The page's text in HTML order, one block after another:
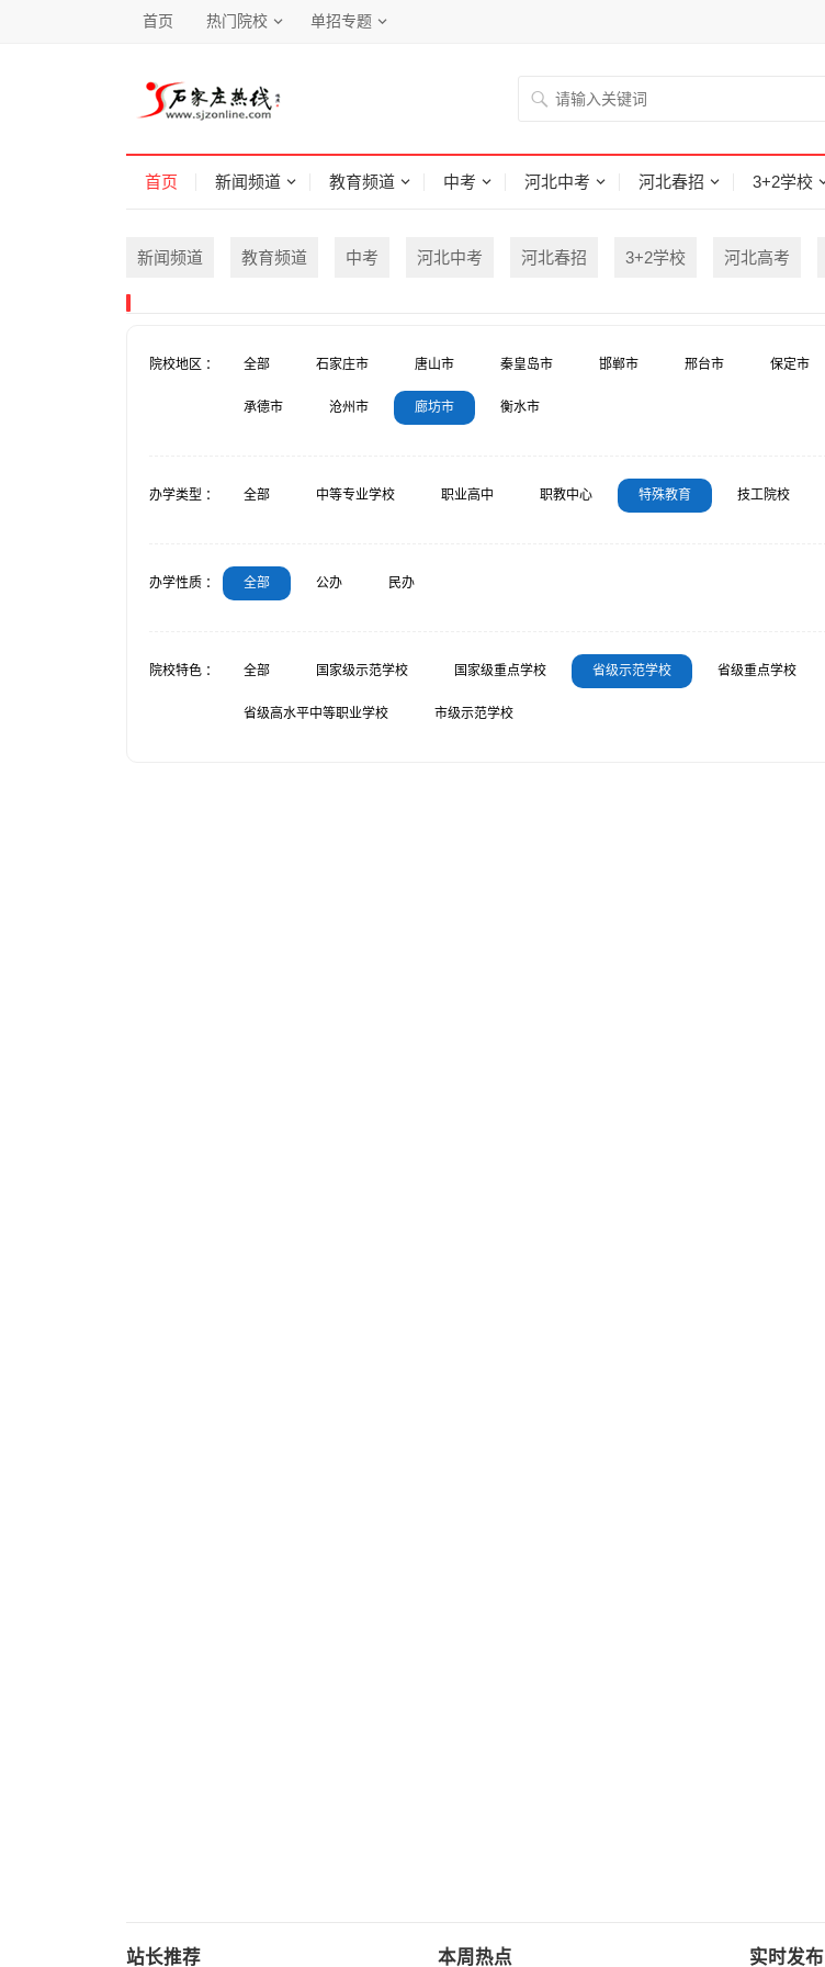
首页 热门院校 单招专题
首页 新闻频道 教育频道 中考 河北中考 河北春招 3+2学校
新闻频道 教育频道 中考 河北中考 河北春招 3+2学校 河北高考
院校地区 ： 全部 石家庄市 唐山市 秦皇岛市 邯郸市 邢台市 保定市
承德市 沧州市 廊坊市 衡水市
办学类型 ： 全部 中等专业学校 职业高中 职教中心 特殊教育 技工院校
办学性质 ： 全部 公办 民办
院校特色 ： 全部 国家级示范学校 国家级重点学校 省级示范学校 省级重点学校
省级高水平中等职业学校 市级示范学校
站长推荐 本周热点 实时发布